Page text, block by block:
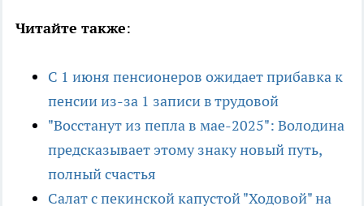
Читайте также:
С 1 июня пенсионеров ожидает прибавка к
пенсии из-за 1 записи в трудовой
"Восстанут из пепла в мае-2025": Володина
предсказывает этому знаку новый путь,
полный счастья
Салат с пекинской капустой "Ходовой" на